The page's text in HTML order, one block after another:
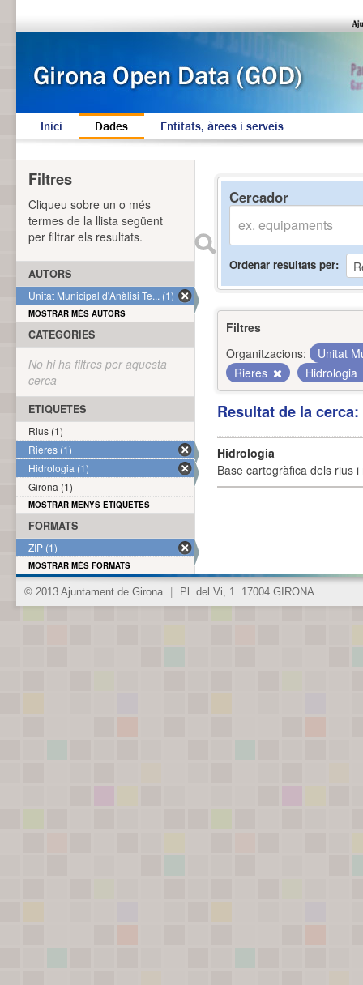
Inici Dades Entitats, àrees i serveis
Cercador
Ordenar resultats per
Filtres
Organitzacions:
Unitat
Rieres
Hidrologia
Resultat de la
Hidrologia
Base cartogràfica dels rius
Filtres
Cliqueu sobre un o més
termes de la llista següent
per filtrar els resultats.
AUTORS
Unitat Municipal d'Anàlisi Te... (1)
MOSTRAR MÉS AUTORS
CATEGORIES
No hi ha filtres per aquesta
cerca
ETIQUETES
Rius (1)
Rieres (1)
Hidrologia (1)
Girona (1)
MOSTRAR MENYS ETIQUETES
FORMATS
ZIP (1)
MOSTRAR MÉS FORMATS
© 2013 Ajuntament de Girona Pl. del Vi, 1. 17004 GIRONA